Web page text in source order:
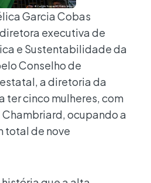
Garcia Cobas
executiva de
e Sustentabilidade da
Conselho de
a diretoria da
ter cinco mulheres, com
ocupando a
total de nove